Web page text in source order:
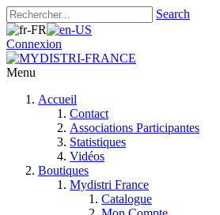
Search
Connexion
Menu
Accueil
Contact
Associations Participantes
Statistiques
Vidéos
Boutiques
Mydistri France
Catalogue